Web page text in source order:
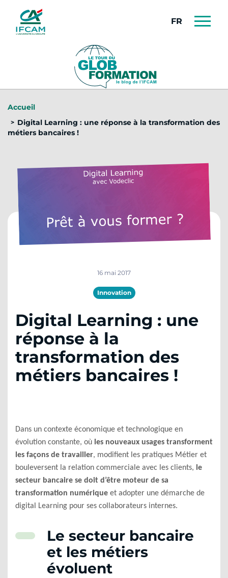
FRANÇAIS
Accueil
Digital Learning : une réponse à la transformation des
métiers bancaires !
16 mai 2017
Innovation
Digital Learning : une
réponse à la
transformation des
métiers bancaires !
Dans un contexte économique et technologique en
évolution constante, où les nouveaux usages transforment
les façons de travailler, modifient les pratiques Métier et
bouleversent la relation commerciale avec les clients, le
secteur bancaire se doit d’être moteur de sa
transformation numérique et adopter une démarche de
digital Learning pour ses collaborateurs internes.
Le secteur bancaire
et les métiers
évoluent